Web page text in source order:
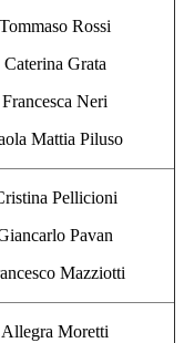
Tommaso Rossi
Caterina Grata
Francesca Neri
Mattia Piluso
Pellicioni
Pavan
Mazziotti
Allegra Moretti